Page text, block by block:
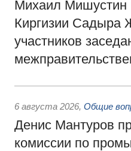
Михаил Мишустин
Киргизии Садыра
участников
6 августа 2026, Общие
Денис Мантуров
комиссии по